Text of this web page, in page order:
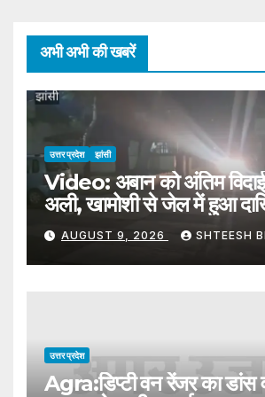
अभी अभी की खबरें
उत्तर प्रदेश झांसी
Video: अबान को अंतिम
अली, खामोशी से जेल में हुआ
AUGUST 9, 2026 SHTEESH
उत्तर प्रदेश
Agra:डिप्टी वन रेंजर का डांस